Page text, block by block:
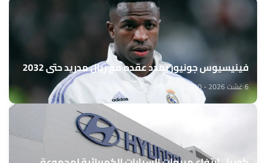
فينيسيوس جونيور يمدد عقده مع ريال مدريد حتى 2032
6 غشت 2026 - 22:10